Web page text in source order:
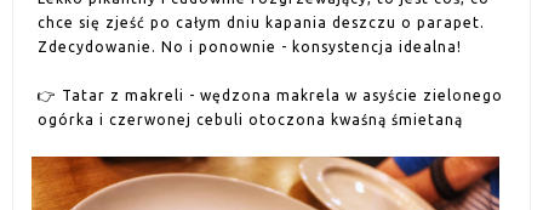
chce się zjeść po całym dniu kapania deszczu o parapet.
Zdecydowanie. No i ponownie - konsystencja idealna!
👉 Tatar z makreli - wędzona makrela w asyście zielonego
ogórka i czerwonej cebuli otoczona kwaśną śmietaną